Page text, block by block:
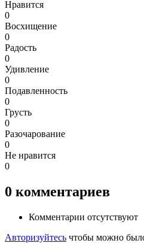
Нравится
0
Восхищение
0
Радость
0
Удивление
0
Подавленность
0
Грусть
0
Разочарование
0
Не нравится
0
0 комментариев
Комментарии отсутствуют
Авторизуйтесь чтобы можно